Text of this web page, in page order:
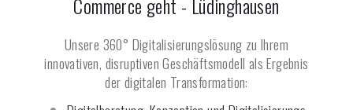
Commerce geht - Lüdinghausen
Unsere 360° Digitalisierungslösung zu Ihrem
innovativen, disruptiven Geschäftsmodell als Ergebnis
der digitalen Transformation: